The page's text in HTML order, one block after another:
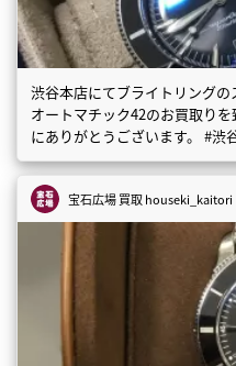
渋谷本店にてブライトリング
オートマチック42のお買取り
にありがとうございます。 #渋
宝石広場 買取houseki_kaitori